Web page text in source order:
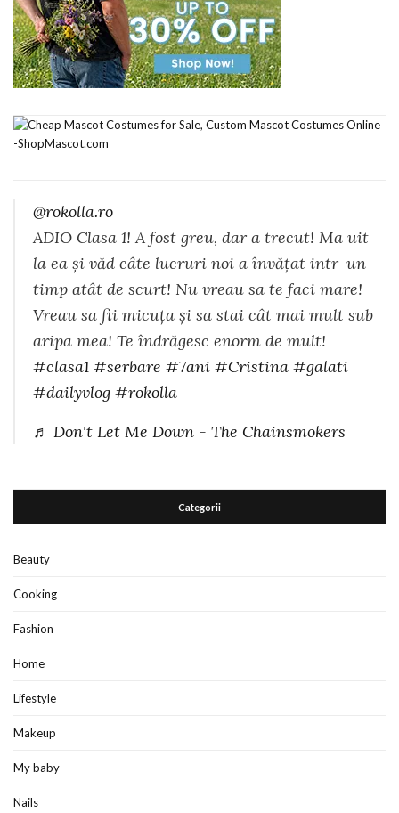
@rokolla.ro
ADIO Clasa 1! A fost greu, dar a trecut! Ma uit
la ea și văd câte lucruri noi a învățat intr-un
timp atât de scurt! Nu vreau sa te faci mare!
Vreau sa fii micuța și sa stai cât mai mult sub
aripa mea! Te îndrăgesc enorm de mult!
#clasa1 #serbare #7ani #Cristina #galati
#dailyvlog #rokolla
♬ Don't Let Me Down - The Chainsmokers
Categorii
Beauty
Cooking
Fashion
Home
Lifestyle
Makeup
My baby
Nails